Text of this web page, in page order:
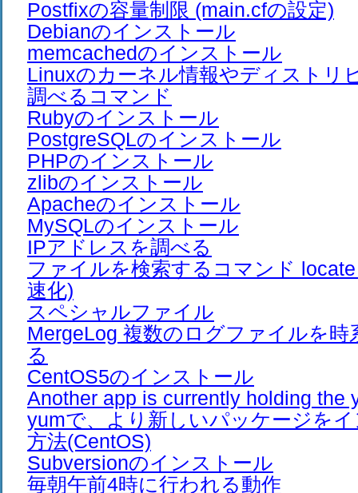
Postfixの容量制限 (main.cfの設定)
Debianのインストール
memcachedのインストール
Linuxのカーネル情報やディストリ
調べるコマンド
Rubyのインストール
PostgreSQLのインストール
PHPのインストール
zlibのインストール
Apacheのインストール
MySQLのインストール
IPアドレスを調べる
ファイルを検索するコマンド
速化)
スペシャルファイル
MergeLog 複数のログファイルを時
る
CentOS5のインストール
Another app is currently holding the
yumで、より新しいパッケージを
方法(CentOS)
Subversionのインストール
毎朝午前4時に行われる動作